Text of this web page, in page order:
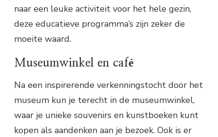
naar een leuke activiteit voor het hele gezin,
deze educatieve programma’s zijn zeker de
moeite waard.
Museumwinkel en café
Na een inspirerende verkenningstocht door het
museum kun je terecht in de museumwinkel,
waar je unieke souvenirs en kunstboeken kunt
kopen als aandenken aan je bezoek. Ook is er